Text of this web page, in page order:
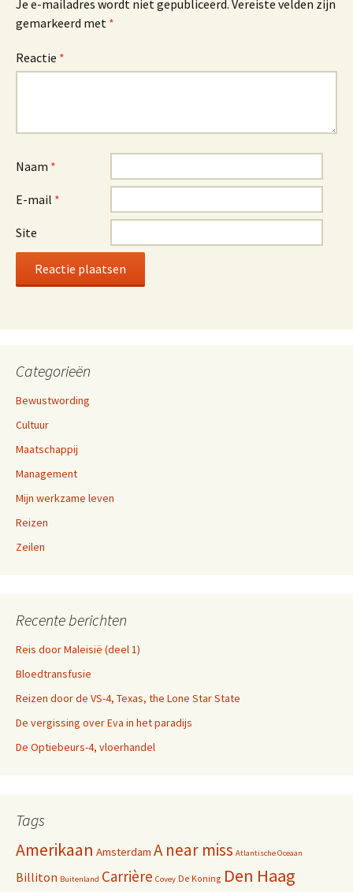
Je e-mailadres wordt niet gepubliceerd. Vereiste velden zijn
gemarkeerd met *
Reactie *
Naam *
E-mail *
Site
Categorieën
Bewustwording
Cultuur
Maatschappij
Management
Mijn werkzame leven
Reizen
Zeilen
Recente berichten
Reis door Maleisië (deel 1)
Bloedtransfusie
Reizen door de VS-4, Texas, the Lone Star State
De vergissing over Eva in het paradijs
De Optiebeurs-4, vloerhandel
Tags
Amerikaan Amsterdam A near miss Atlantische Oceaan
Billiton Buitenland Carrière Covey De Koning Den Haag